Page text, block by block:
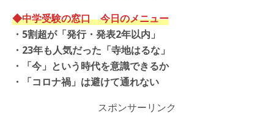
◆中学受験の窓口 今日のメニュー
・ 5割超が「発行・発表2年以内」
・ 23年も人気だった「寺地はるな」
・
「今」という時代を意識できるか
・「コロナ禍」は避けて通れない
スポンサーリンク